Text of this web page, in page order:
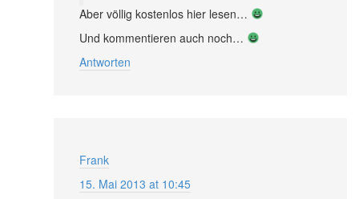
Aber völlig kostenlos hier lesen…
Und kommentieren auch noch…
Antworten
Frank
15. Mai 2013 at 10:45